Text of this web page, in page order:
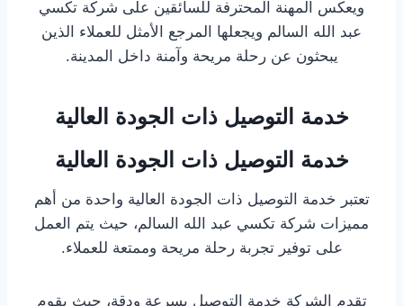
ويعكس المهنة المحترفة للسائقين على شركة تكسي
عبد الله السالم ويجعلها المرجع الأمثل للعملاء الذين
يبحثون عن رحلة مريحة وآمنة داخل المدينة.
خدمة التوصيل ذات الجودة العالية
خدمة التوصيل ذات الجودة العالية
تعتبر خدمة التوصيل ذات الجودة العالية واحدة من أهم
مميزات شركة تكسي عبد الله السالم، حيث يتم العمل
على توفير تجربة رحلة مريحة وممتعة للعملاء.
تقدم الشركة خدمة التوصيل بسرعة ودقة، حيث يقوم